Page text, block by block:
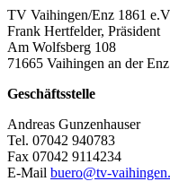
TV Vaihingen/Enz 1861
Frank Hertfelder, Präsident
Am Wolfsberg 108
71665 Vaihingen an der Enz
Geschäftsstelle
Andreas Gunzenhauser
Tel. 07042 940783
Fax 07042 9114234
E-Mail buero@tv-